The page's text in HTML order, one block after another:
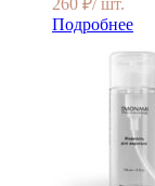
Подробнее